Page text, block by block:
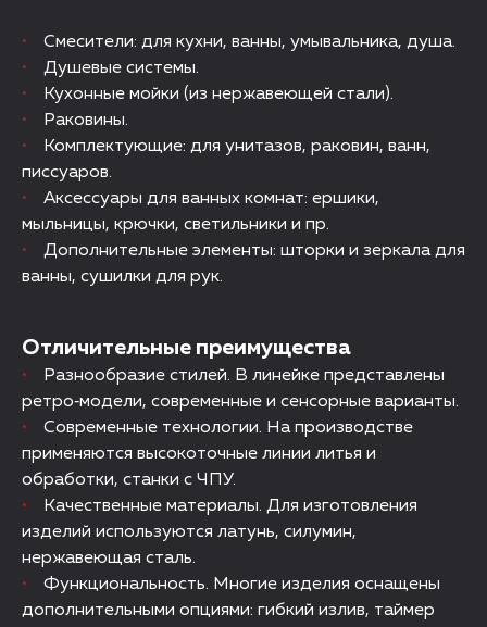
Смесители: для кухни, ванны, умывальника, душа.
Душевые системы.
Кухонные мойки (из нержавеющей стали).
Раковины.
Комплектующие: для унитазов, раковин, ванн,
писсуаров.
Аксессуары для ванных комнат: ершики,
мыльницы, крючки, светильники и пр.
Дополнительные элементы: шторки и зеркала для
ванны, сушилки для рук.
Отличительные преимущества
Разнообразие стилей. В линейке представлены
ретро‑модели, современные и сенсорные варианты.
Современные технологии. На производстве
применяются высокоточные линии литья и
обработки, станки с ЧПУ.
Качественные материалы. Для изготовления
изделий используются латунь, силумин,
нержавеющая сталь.
Функциональность. Многие изделия оснащены
дополнительными опциями: гибкий излив, таймер